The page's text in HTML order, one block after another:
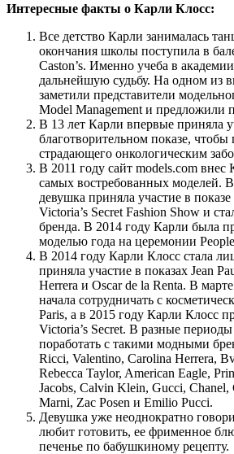
Интересные факты о Карли Клосс:
Все детство Карли занималась
окончания школы поступила в
Caston’s. Именно учеба в
дальнейшую судьбу. На одном из
заметили представители
Model Management и предложили
В 13 лет Карли впервые приняла
благотворительном показе, чтобы
страдающего онкологическим
В 2011 году сайт models.com
самых востребованных моделей.
девушка приняла участие в
Victoria’s Secret Fashion Show и
бренда. В 2014 году Карли была
моделью года на церемонии
В 2014 году Карли Клосс стала
приняла участие в показах Jean
Herrera и Oscar de la Renta. В
начала сотрудничать с
Paris, а в 2015 году Карли Клосс
Victoria’s Secret. В разные
поработать с такими модными
Ricci, Valentino, Carolina Herrera,
Rebecca Taylor, American Eagle,
Jacobs, Calvin Klein, Gucci, Chanel,
Marni, Zac Posen и Emilio Pucci.
Девушка уже неоднократно
любит готовить, ее фрименное
печенье по бабушкиному рецепту.